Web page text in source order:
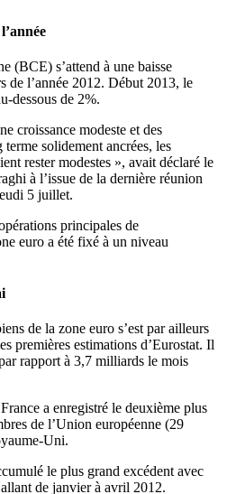
(BCE) s’attend à une baisse
de l’année 2012. Début 2013, le
dessous de 2%.
croissance modeste et des
solidement ancrées, les
rester modestes », avait déclaré le
à l’issue de la dernière réunion
5 juillet.
principales de
euro a été fixé à un niveau
de la zone euro s’est par ailleurs
premières estimations d’Eurostat. Il
rapport à 3,7 milliards le mois
a enregistré le deuxième plus
de l’Union européenne (29
Uni.
le plus grand excédent avec
de janvier à avril 2012.